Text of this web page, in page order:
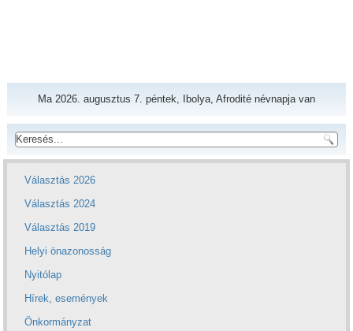
Ma 2026. augusztus 7. péntek, Ibolya, Afrodité névnapja van
Választás 2026
Választás 2024
Választás 2019
Helyi önazonosság
Nyitólap
Hírek, események
Önkormányzat